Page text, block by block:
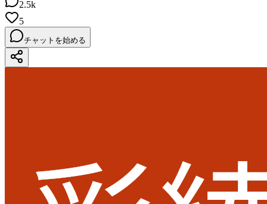
2.5k
5
チャットを始める